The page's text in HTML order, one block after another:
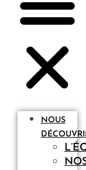
NOUS